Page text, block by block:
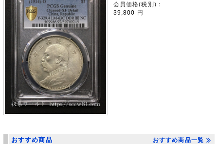
会員価格(税別)：
39,800 円
おすすめ商品 おすすめ商品一覧